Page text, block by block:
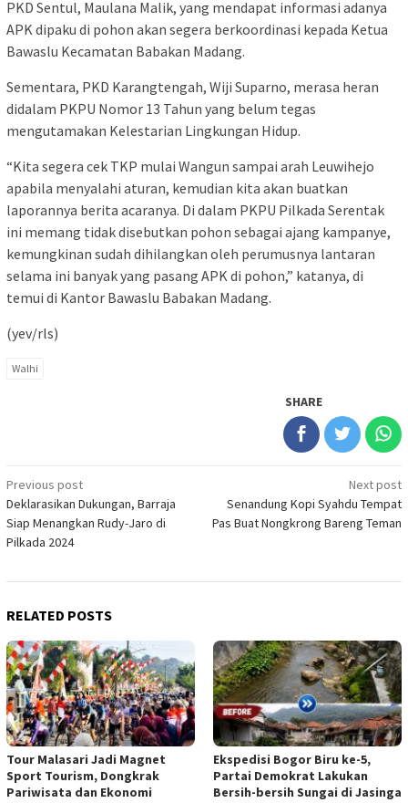
PKD Sentul, Maulana Malik, yang mendapat informasi adanya
APK dipaku di pohon akan segera berkoordinasi kepada Ketua
Bawaslu Kecamatan Babakan Madang.
Sementara, PKD Karangtengah, Wiji Suparno, merasa heran
didalam PKPU Nomor 13 Tahun yang belum tegas
mengutamakan Kelestarian Lingkungan Hidup.
“Kita segera cek TKP mulai Wangun sampai arah Leuwihejo
apabila menyalahi aturan, kemudian kita akan buatkan
laporannya berita acaranya. Di dalam PKPU Pilkada Serentak
ini memang tidak disebutkan pohon sebagai ajang kampanye,
kemungkinan sudah dihilangkan oleh perumusnya lantaran
selama ini banyak yang pasang APK di pohon,” katanya, di
temui di Kantor Bawaslu Babakan Madang.
(yev/rls)
Walhi
SHARE
Post
navigation
Previous post
Deklarasikan Dukungan, Barraja
Siap Menangkan Rudy-Jaro di
Pilkada 2024
Next post
Senandung Kopi Syahdu Tempat
Pas Buat Nongkrong Bareng Teman
RELATED POSTS
Tour Malasari Jadi Magnet
Sport Tourism, Dongkrak
Pariwisata dan Ekonomi
Ekspedisi Bogor Biru ke-5,
Partai Demokrat Lakukan
Bersih-bersih Sungai di Jasinga